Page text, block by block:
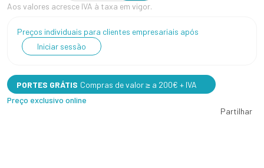
Aos valores acresce IVA à taxa em vigor.
Preços individuais para clientes empresariais após
Iniciar sessão
PORTES GRÁTIS Compras de valor ≥ a 200€ + IVA
Preço exclusivo online
Partilhar